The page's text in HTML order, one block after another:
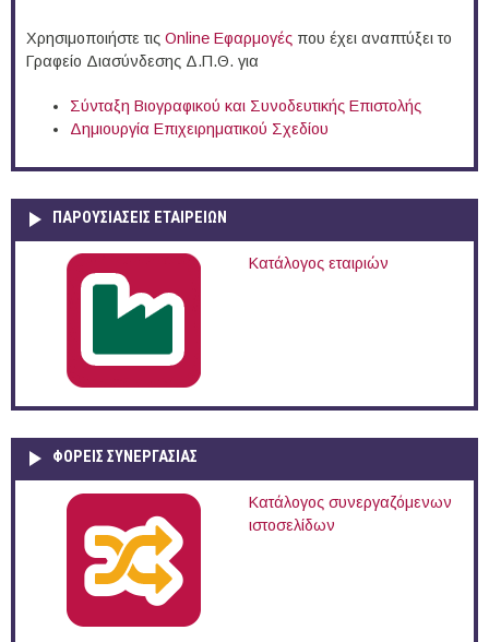
Χρησιμοποιήστε τις Online Eφαρμογές που έχει αναπτύξει το
Γραφείο Διασύνδεσης Δ.Π.Θ. για
Σύνταξη Βιογραφικού και Συνοδευτικής Επιστολής
Δημιουργία Επιχειρηματικού Σχεδίου
ΠΑΡΟΥΣΙΆΣΕΙΣ ΕΤΑΙΡΕΙΏΝ
Κατάλογος εταιριών
ΦΟΡΕΙΣ ΣΥΝΕΡΓΑΣΙΑΣ
Κατάλογος συνεργαζόμενων
ιστοσελίδων